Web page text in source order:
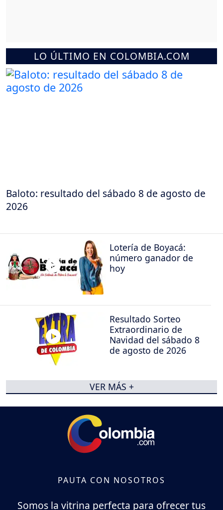
LO ÚLTIMO EN COLOMBIA.COM
Baloto: resultado del sábado 8 de agosto de
2026
Lotería de Boyacá:
número ganador de
hoy
Resultado Sorteo
Extraordinario de
Navidad del sábado 8
de agosto de 2026
VER MÁS +
PAUTA CON NOSOTROS
Somos la vitrina perfecta para ofrecer tus